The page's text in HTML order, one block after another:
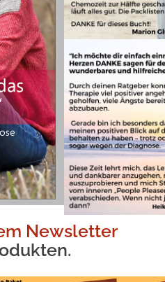
Newsletter